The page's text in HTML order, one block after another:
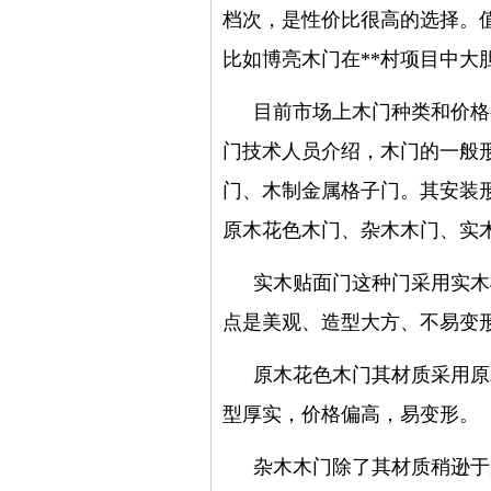
档次，是性价比很高的选择。
比如博亮木门在**村项目中大
目前市场上木门种类和价
门技术人员介绍，木门的一般
门、木制 金属格子门。其安装
原木花色木门、杂木木门、实
实木贴面门这种门采用实
点是美观、造型大方、不易变
原木花色木门其材质采用
型厚实，价格偏高，易变形。
杂木木门除了其材质稍逊